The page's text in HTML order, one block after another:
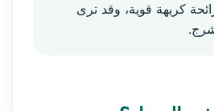
كريهة قوية، وقد ترى